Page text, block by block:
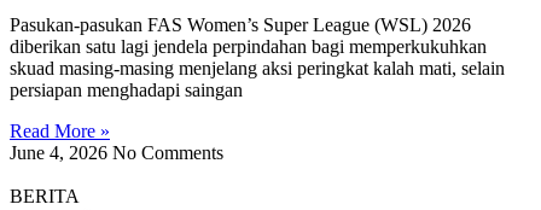
Pasukan-pasukan FAS Women’s Super League (WSL) 2026
diberikan satu lagi jendela perpindahan bagi memperkukuhkan
skuad masing-masing menjelang aksi peringkat kalah mati, selain
persiapan menghadapi saingan
Read More »
June 4, 2026 No Comments
BERITA